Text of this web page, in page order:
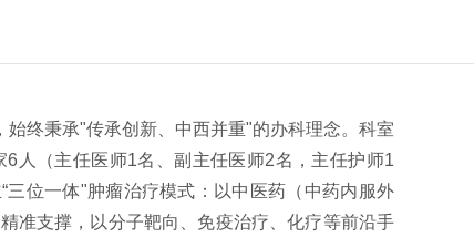
终秉承"传承创新、中西并重"的办科理念。科室
人（主任医师1名、副主任医师2名，主任护师1
位一体"肿瘤治疗模式：以中医药（中药内服外
准支撑，以分子靶向、免疫治疗、化疗等前沿手